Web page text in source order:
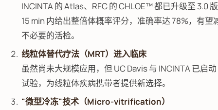
INCINTA 的 Atlas、RFC 的 CHLOE™ 都已升级至 3.0
15 min 内给出整倍体概率评分，准确率达 78%，有望
不必要的活检。
线粒体替代疗法（MRT）进入临床
虽然尚未大规模应用，但 UC Davis 与 INCINTA 已启
试验，为线粒体疾病携带者提供新选择。
"微型冷冻"技术（Micro-vitrification）